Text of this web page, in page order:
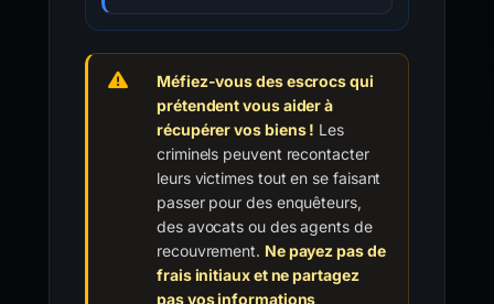
Méfiez-vous des escrocs qui
prétendent vous aider à
récupérer vos biens ! Les
criminels peuvent recontacter
leurs victimes tout en se faisant
passer pour des enquêteurs,
des avocats ou des agents de
recouvrement. Ne payez pas de
frais initiaux et ne partagez
pas vos informations